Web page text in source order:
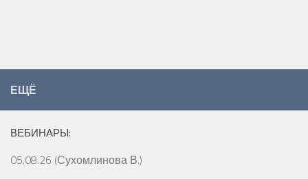
ЕЩЁ
ВЕБИНАРЫ:
05.08.26 (Сухомлинова В.)